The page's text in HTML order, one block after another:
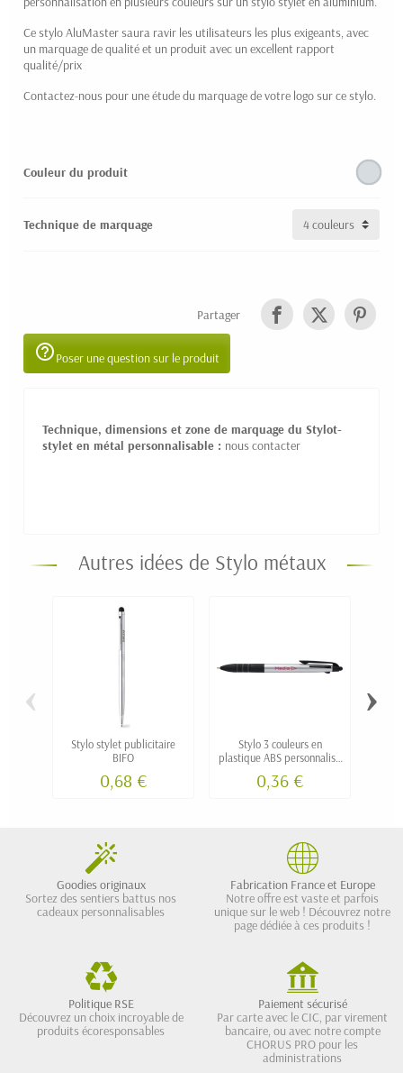
Ce stylo AluMaster saura ravir les utilisateurs les plus exigeants, avec
un marquage de qualité et un produit avec un excellent rapport
qualité/prix
Contactez-nous pour une étude du marquage de votre logo sur ce stylo.
Couleur du produit
Technique de marquage
Partager
help_outlinePoser une question sur le produit
Technique, dimensions et zone de marquage du Stylot-
stylet en métal personnalisable : nous contacter
Autres idées de Stylo métaux
Stylo stylet publicitaire
BIFO
0,68 €
Stylo 3 couleurs en
plastique ABS personnalisé
0,36 €
‹ ›
Goodies originaux
Sortez des sentiers battus nos
cadeaux personnalisables
Fabrication France et Europe
Notre offre est vaste et parfois
unique sur le web ! Découvrez notre
page dédiée à ces produits !
Politique RSE
Découvrez un choix incroyable de
produits écoresponsables
Paiement sécurisé
Par carte avec le CIC, par virement
bancaire, ou avec notre compte
CHORUS PRO pour les
administrations